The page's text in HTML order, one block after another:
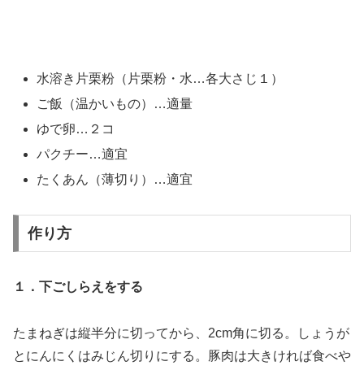
水溶き片栗粉（片栗粉・水…各大さじ１）
ご飯（温かいもの）…適量
ゆで卵…２コ
パクチー…適宜
たくあん（薄切り）…適宜
作り方
１．下ごしらえをする
たまねぎは縦半分に切ってから、2cm角に切る。しょうが
とにんにくはみじん切りにする。豚肉は大きければ食べや